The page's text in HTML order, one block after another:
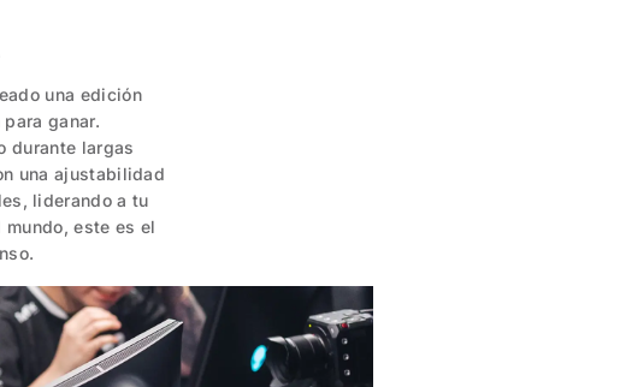
una edición
ganar.
durante largas
una ajustabilidad
liderando a tu
este es el